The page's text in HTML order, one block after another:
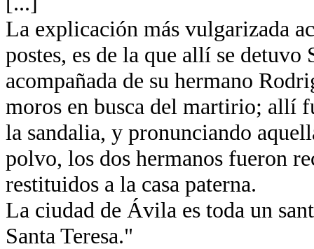
La explicación más vulgarizada
postes, es de la que allí se detuvo
acompañada de su hermano
moros en busca del martirio; allí
la sandalia, y pronunciando
polvo, los dos hermanos fueron
restituidos a la casa paterna.
La ciudad de Ávila es toda un
Santa Teresa."